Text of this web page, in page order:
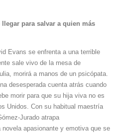
para salvar a quien más
Evans se enfrenta a una terrible
sale vivo de la mesa de
morirá a manos de un psicópata.
desesperada cuenta atrás cuando
morir para que su hija viva no es
Unidos. Con su habitual maestría
Jurado atrapa
novela apasionante y emotiva que se